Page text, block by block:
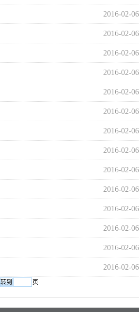
2016-02-
2016-02-
2016-02-
2016-02-
2016-02-
2016-02-
2016-02-
2016-02-
2016-02-
2016-02-
2016-02-
2016-02-
2016-02-
2016-02-
页